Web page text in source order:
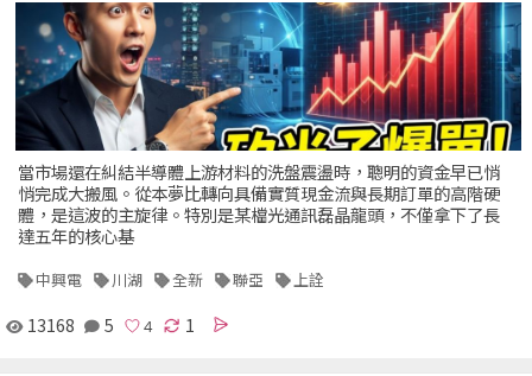
當市場還在糾結半導體上游材料的洗盤震盪時，聰明的資金早已悄
悄完成大搬風。從本夢比轉向具備實質現金流與長期訂單的高階硬
體，是這波的主旋律。特別是某檔光通訊磊晶龍頭，不僅拿下了長
達五年的核心基
中興電 川湖 全新 聯亞 上詮
13168 5 1